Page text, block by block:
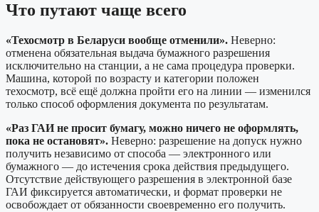
Что путают чаще всего
«Техосмотр в Беларуси вообще отменили». Неверно:
отменена обязательная выдача бумажного разрешения
исключительно на станции, а не сама процедура проверки.
Машина, которой по возрасту и категории положен
техосмотр, всё ещё должна пройти его на линии — изменился
только способ оформления документа по результатам.
«Раз ГАИ не просит бумагу, можно ничего не оформлять,
пока не остановят». Неверно: разрешение на допуск нужно
получить независимо от способа — электронного или
бумажного — до истечения срока действия предыдущего.
Отсутствие действующего разрешения в электронной базе
ГАИ фиксируется автоматически, и формат проверки не
освобождает от обязанности своевременно его получить.